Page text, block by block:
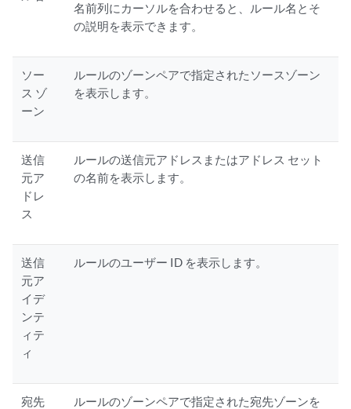
名前列にカーソルを合わせると、ルール名とそ
の説明を表示できます。
ソー
ス ゾ
ーン
ルールのゾーンペアで指定されたソースゾーン
を表示します。
送信
元ア
ドレ
ス
ルールの送信元アドレスまたはアドレス セット
の名前を表示します。
送信
元ア
イデ
ンテ
ィテ
ィ
ルールのユーザー ID を表示します。
宛先
ルールのゾーンペアで指定された宛先ゾーンを